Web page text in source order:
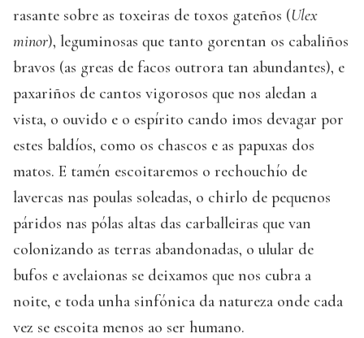
rasante sobre as toxeiras de toxos gateños (Ulex
minor), leguminosas que tanto gorentan os cabaliños
bravos (as greas de facos outrora tan abundantes), e
paxariños de cantos vigorosos que nos aledan a
vista, o ouvido e o espírito cando imos devagar por
estes baldíos, como os chascos e as papuxas dos
matos. E tamén escoitaremos o rechouchío de
lavercas nas poulas soleadas, o chirlo de pequenos
páridos nas pólas altas das carballeiras que van
colonizando as terras abandonadas, o ulular de
bufos e avelaionas se deixamos que nos cubra a
noite, e toda unha sinfónica da natureza onde cada
vez se escoita menos ao ser humano.